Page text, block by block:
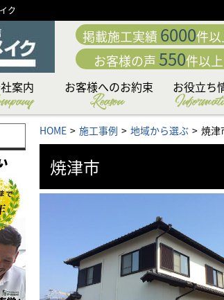
ク
掲載施工実績6000件以
お客様の声 550件以上
案内
ルーム紹介
会貢献）活動
ア掲載実績
お客様へのお約束
Reason
「職人直営」だから中
身が違う
こだわり日本一の厳選
塗料
お客様の夢を叶える
「こだわりの提案力」
カラーシミュレーショ
ン
専門店だからこそこだ
わる「職人力」
専門店ならではの完全
施工体制
日本一厳しい品質管理
システム
付帯部への超高耐久フ
ッ素塗装
下地処理 洗浄編
下地処理 補修編
究極の手塗りローラー
工法
お役立ち
セミナー
外壁・屋根お悩
コラム
外壁・屋根塗装
プラン
無料外壁・屋
かし保険につ
リフォームロー
金情報
お問い合わせ後
住まいのリフォ
お任せ
アパート・マン
もお任せ
HOME 施工事例 地域から選ぶ 焼津
焼津市